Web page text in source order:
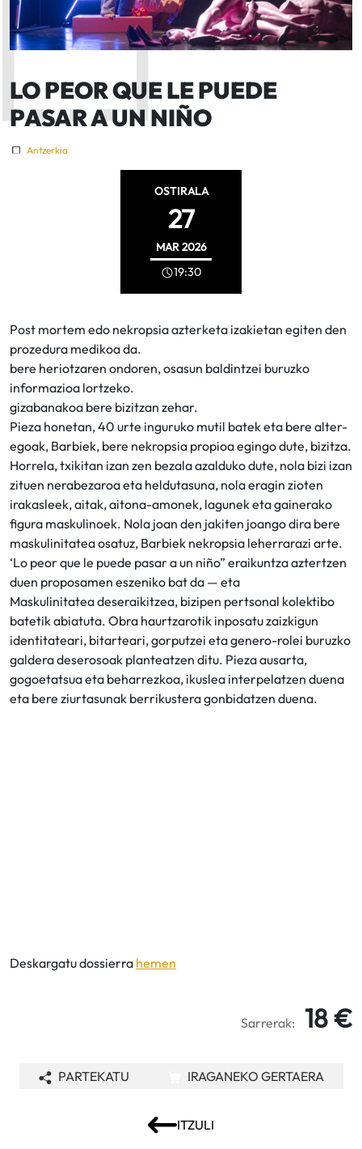
LO PEOR QUE LE PUEDE
PASAR A UN NIÑO
Antzerkia
OSTIRALA
27
MAR2026
19:30
Post mortem edo nekropsia azterketa izakietan egiten den
prozedura medikoa da.
bere heriotzaren ondoren, osasun baldintzei buruzko
informazioa lortzeko.
gizabanakoa bere bizitzan zehar.
Pieza honetan, 40 urte inguruko mutil batek eta bere alter-
egoak, Barbiek, bere nekropsia propioa egingo dute, bizitza.
Horrela, txikitan izan zen bezala azalduko dute, nola bizi izan
zituen nerabezaroa eta heldutasuna, nola eragin zioten
irakasleek, aitak, aitona-amonek, lagunek eta gainerako
figura maskulinoek. Nola joan den jakiten joango dira bere
maskulinitatea osatuz, Barbiek nekropsia leherrarazi arte.
‘Lo peor que le puede pasar a un niño” eraikuntza aztertzen
duen proposamen eszeniko bat da — eta
Maskulinitatea deseraikitzea, bizipen pertsonal kolektibo
batetik abiatuta. Obra haurtzarotik inposatu zaizkigun
identitateari, bitarteari, gorputzei eta genero-rolei buruzko
galdera deserosoak planteatzen ditu. Pieza ausarta,
gogoetatsua eta beharrezkoa, ikuslea interpelatzen duena
eta bere ziurtasunak berrikustera gonbidatzen duena.
Deskargatu dossierra hemen
Sarrerak: 18 €
ITZULI
PARTEKATU IRAGANEKO GERTAERA